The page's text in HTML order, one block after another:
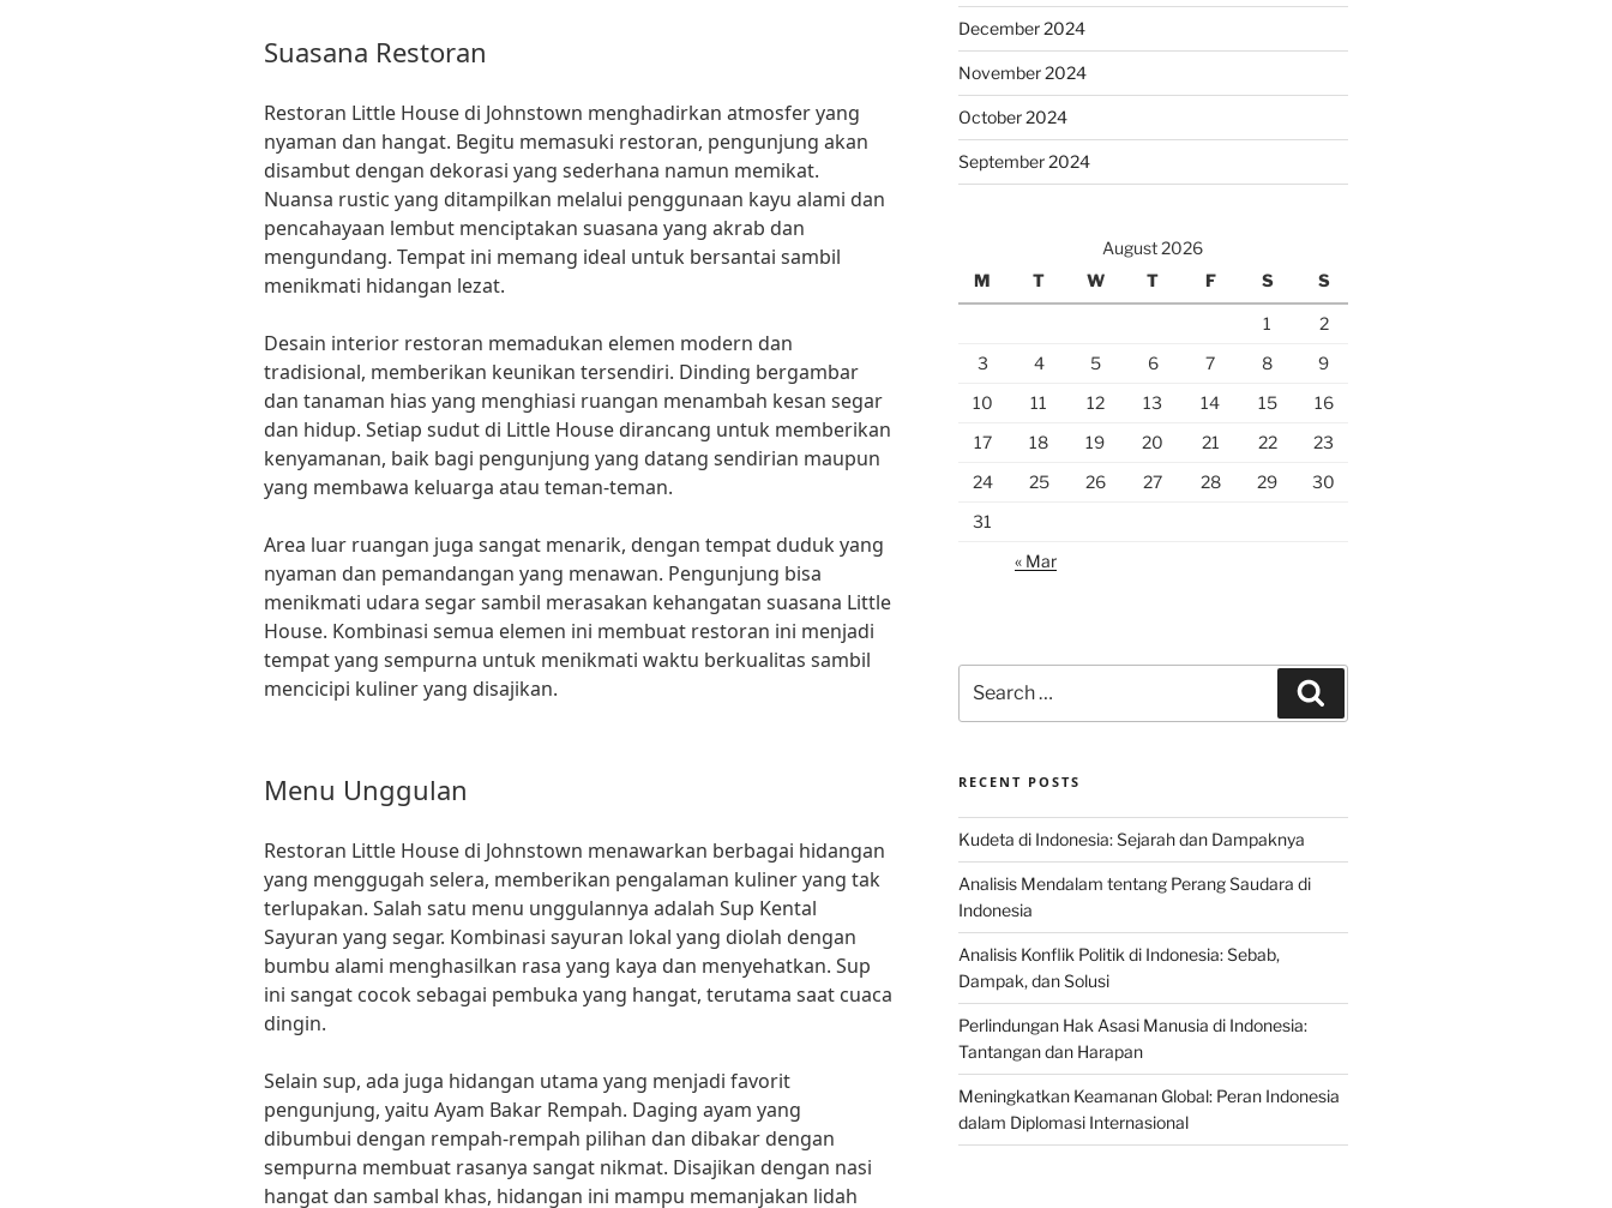
Suasana Restoran
Restoran Little House di Johnstown menghadirkan atmosfer yang
nyaman dan hangat. Begitu memasuki restoran, pengunjung akan
disambut dengan dekorasi yang sederhana namun memikat.
Nuansa rustic yang ditampilkan melalui penggunaan kayu alami dan
pencahayaan lembut menciptakan suasana yang akrab dan
mengundang. Tempat ini memang ideal untuk bersantai sambil
menikmati hidangan lezat.
Desain interior restoran memadukan elemen modern dan
tradisional, memberikan keunikan tersendiri. Dinding bergambar
dan tanaman hias yang menghiasi ruangan menambah kesan segar
dan hidup. Setiap sudut di Little House dirancang untuk memberikan
kenyamanan, baik bagi pengunjung yang datang sendirian maupun
yang membawa keluarga atau teman-teman.
Area luar ruangan juga sangat menarik, dengan tempat duduk yang
nyaman dan pemandangan yang menawan. Pengunjung bisa
menikmati udara segar sambil merasakan kehangatan suasana Little
House. Kombinasi semua elemen ini membuat restoran ini menjadi
tempat yang sempurna untuk menikmati waktu berkualitas sambil
mencicipi kuliner yang disajikan.
Menu Unggulan
Restoran Little House di Johnstown menawarkan berbagai hidangan
yang menggugah selera, memberikan pengalaman kuliner yang tak
terlupakan. Salah satu menu unggulannya adalah Sup Kental
Sayuran yang segar. Kombinasi sayuran lokal yang diolah dengan
bumbu alami menghasilkan rasa yang kaya dan menyehatkan. Sup
ini sangat cocok sebagai pembuka yang hangat, terutama saat cuaca
dingin.
Selain sup, ada juga hidangan utama yang menjadi favorit
pengunjung, yaitu Ayam Bakar Rempah. Daging ayam yang
dibumbui dengan rempah-rempah pilihan dan dibakar dengan
sempurna membuat rasanya sangat nikmat. Disajikan dengan nasi
hangat dan sambal khas, hidangan ini mampu memanjakan lidah
December 2024
November 2024
October 2024
September 2024
August 2026
M
T W T F S S
1
2
3
4 5 6 7 8
9
10
11 12 13 14 15
16
17
18 19 20 21 22
23
24
25 26 27 28 29
30
31
« Mar
for:
RECENT POSTS
Kudeta di Indonesia: Sejarah dan Dampaknya
Analisis Mendalam tentang Perang Saudara di
Indonesia
Analisis Konflik Politik di Indonesia: Sebab,
Dampak, dan Solusi
Perlindungan Hak Asasi Manusia di Indonesia:
Tantangan dan Harapan
Meningkatkan Keamanan Global: Peran Indonesia
dalam Diplomasi Internasional